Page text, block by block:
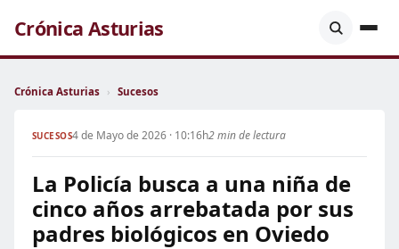
Crónica Asturias
Crónica Asturias › Sucesos
SUCESOS4 de Mayo de 2026 · 10:16h2 min de lectura
La Policía busca a una niña de
cinco años arrebatada por sus
padres biológicos en Oviedo